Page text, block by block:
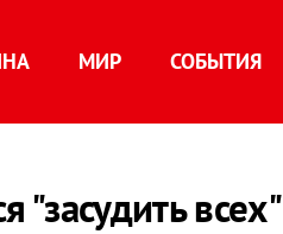
МИР СОБЫТИЯ
"засудить всех"